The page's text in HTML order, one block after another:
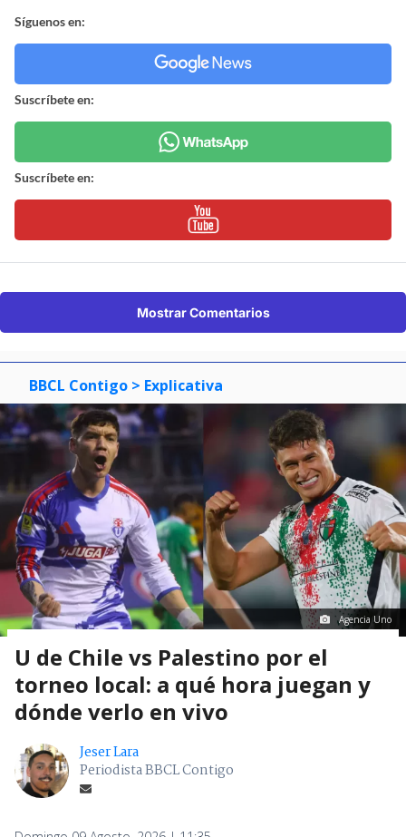
Síguenos en:
Suscríbete en:
Suscríbete en:
Mostrar Comentarios
BBCL Contigo > Explicativa
Agencia Uno
U de Chile vs Palestino por el
torneo local: a qué hora juegan y
dónde verlo en vivo
Jeser Lara
Periodista BBCL Contigo